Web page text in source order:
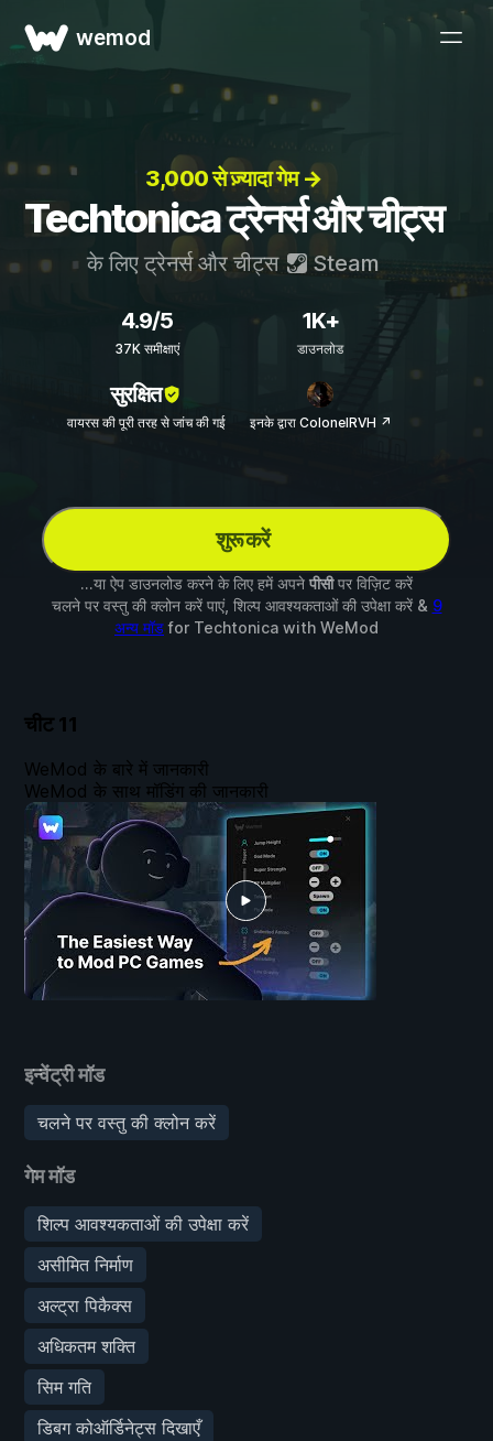
wemod
3,000 से ज़्यादा गेम →
Techtonica ट्रेनर्स और चीट्स
के लिए ट्रेनर्स और चीट्स Steam
4.9/5
37K समीक्षाएं
1K+
डाउनलोड
सुरक्षित
वायरस की पूरी तरह से जांच की गई इनके द्वारा ColonelRVH ↗
शुरू करें
...या ऐप डाउनलोड करने के लिए हमें अपने पीसीपर विज़िट करें
चलने पर वस्तु की क्लोन करें पाएं, शिल्प आवश्यकताओं की उपेक्षा करें & 9
अन्य मॉडfor Techtonica with WeMod
चीट 11
इन्वेंट्री मॉड
चलने पर वस्तु की क्लोन करें
गेम मॉड
शिल्प आवश्यकताओं की उपेक्षा करें
असीमित निर्माण
अल्ट्रा पिकैक्स
अधिकतम शक्ति
सिम गति
डिबग कोऑर्डिनेट्स दिखाएँ
WeMod के बारे में जानकारी
WeMod के साथ मॉडिंग की जानकारी